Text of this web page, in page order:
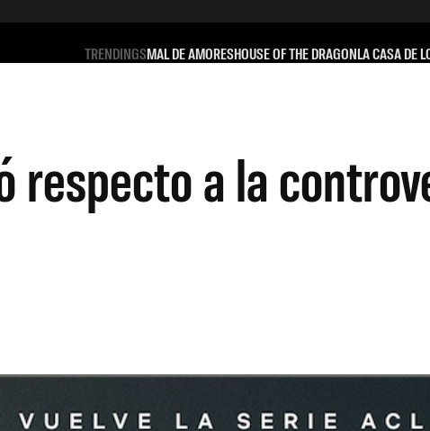
TRENDINGSMAL DE AMORESHOUSE OF THE DRAGONLA CASA DE
respecto a la